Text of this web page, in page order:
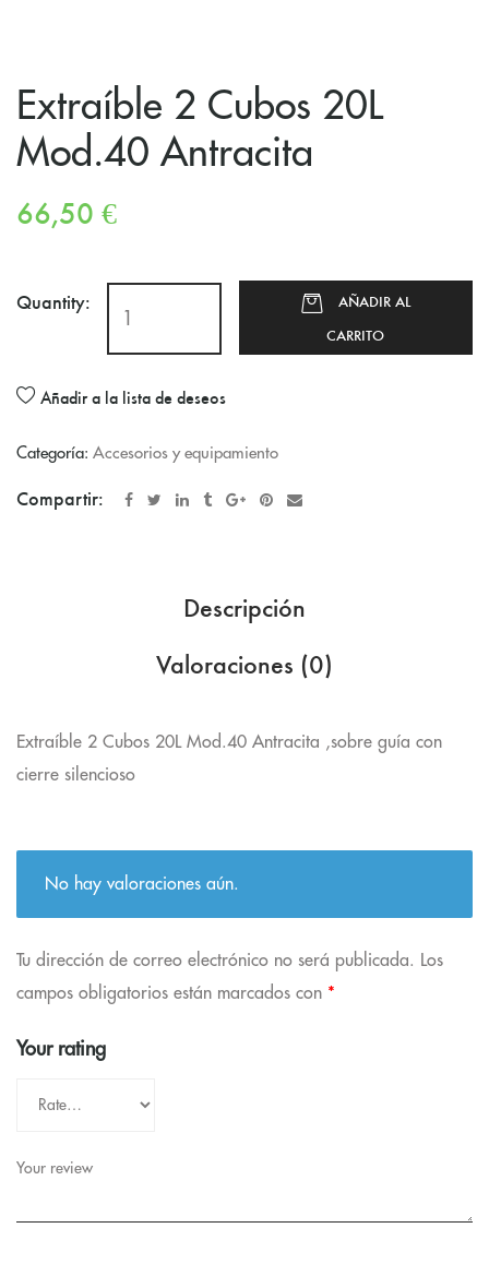
Extraíble 2 Cubos 20L
Mod.40 Antracita
66,50 €
Quantity:
AÑADIR AL
CARRITO
Añadir a la lista de deseos
Categoría: Accesorios y equipamiento
Compartir:
Descripción
Valoraciones (0)
Extraíble 2 Cubos 20L Mod.40 Antracita ,sobre guía con
cierre silencioso
No hay valoraciones aún.
Tu dirección de correo electrónico no será publicada.
Los
campos obligatorios están marcados con *
Your rating